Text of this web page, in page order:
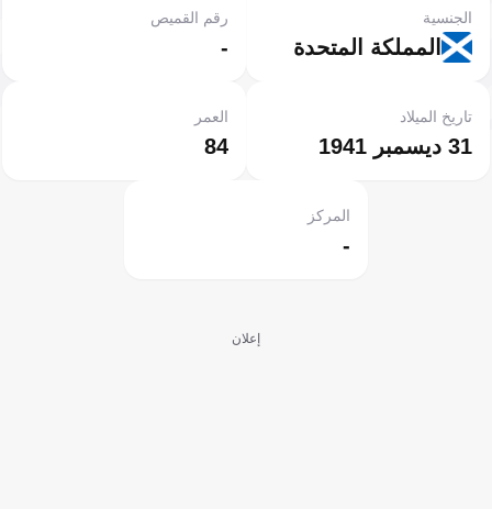
المملكة المتحدة
الجنسية
-
رقم القميص
31 ديسمبر 1941
تاريخ الميلاد
84
العمر
-
المركز
إعلان